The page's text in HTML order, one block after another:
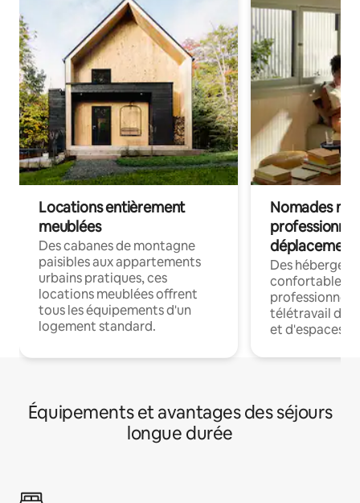
Locations entièrement
meublées
Des cabanes de montagne
paisibles aux appartements
urbains pratiques, ces
locations meublées offrent
tous les équipements d'un
logement standard.
Nomades
déplacement
Des
confortables
professionnels
télétravail
et d'espaces
Équipements et avantages des séjours
longue durée